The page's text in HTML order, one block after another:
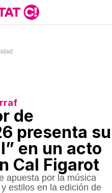
de
presenta su
en un acto
Cal Figarot
apuesta por la música
estilos en la edición de